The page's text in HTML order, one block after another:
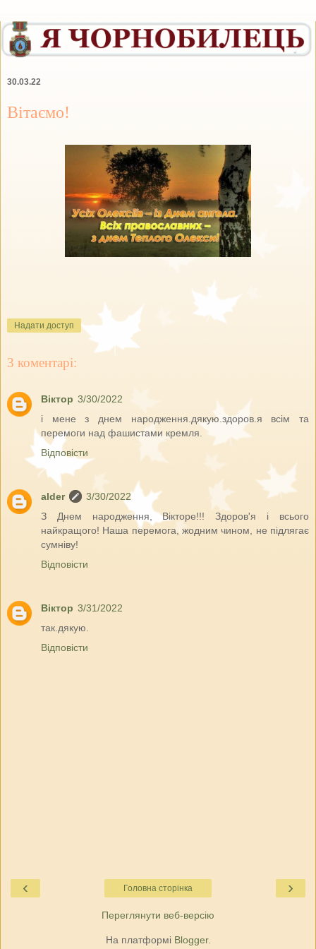
30.03.22
Вітаємо!
Надати доступ
3 коментарі:
Віктор 3/30/2022
і мене з днем народження.дякую.здоров.я всім та
перемоги над фашистами кремля.
Відповісти
alder
3/30/2022
З Днем народження, Вікторе!!! Здоров'я і всього
найкращого! Наша перемога, жодним чином, не підлягає
сумніву!
Відповісти
Віктор 3/31/2022
так.дякую.
Відповісти
‹ ›
Головна сторінка
Переглянути веб-версію
На платформі Blogger.